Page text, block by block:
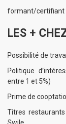
formant/certifiant
LES +
Possibilité de
Politique
entre 1 et 5%)
Prime de
Titres